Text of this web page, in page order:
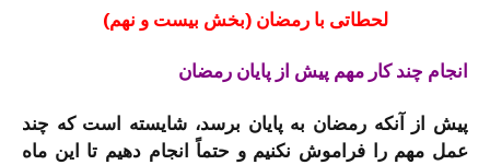
لحطاتی با رمضان (بخش بیست و نهم)
انجام چند کار مهم پیش از پایان رمضان
پیش از آنکه رمضان به پایان برسد، شایسته است که چند
عمل مهم را فراموش نکنیم و حتماً انجام دهیم تا این ماه